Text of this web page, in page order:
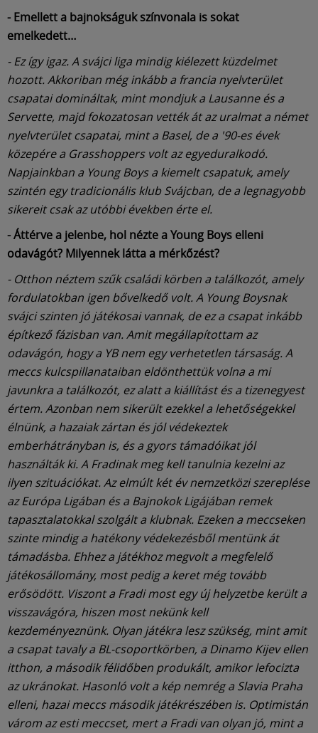
- Emellett a bajnokságuk színvonala is sokat
emelkedett…
- Ez így igaz. A svájci liga mindig kiélezett küzdelmet
hozott. Akkoriban még inkább a francia nyelvterület
csapatai domináltak, mint mondjuk a Lausanne és a
Servette, majd fokozatosan vették át az uralmat a német
nyelvterület csapatai, mint a Basel, de a '90-es évek
közepére a Grasshoppers volt az egyeduralkodó.
Napjainkban a Young Boys a kiemelt csapatuk, amely
szintén egy tradicionális klub Svájcban, de a legnagyobb
sikereit csak az utóbbi években érte el.
- Áttérve a jelenbe, hol nézte a Young Boys elleni
odavágót? Milyennek látta a mérkőzést?
- Otthon néztem szűk családi körben a találkozót, amely
fordulatokban igen bővelkedő volt. A Young Boysnak
svájci szinten jó játékosai vannak, de ez a csapat inkább
építkező fázisban van. Amit megállapítottam az
odavágón, hogy a YB nem egy verhetetlen társaság. A
meccs kulcspillanataiban eldönthettük volna a mi
javunkra a találkozót, ez alatt a kiállítást és a tizenegyest
értem. Azonban nem sikerült ezekkel a lehetőségekkel
élnünk, a hazaiak zártan és jól védekeztek
emberhátrányban is, és a gyors támadóikat jól
használták ki. A Fradinak meg kell tanulnia kezelni az
ilyen szituációkat. Az elmúlt két év nemzetközi szereplése
az Európa Ligában és a Bajnokok Ligájában remek
tapasztalatokkal szolgált a klubnak. Ezeken a meccseken
szinte mindig a hatékony védekezésből mentünk át
támadásba. Ehhez a játékhoz megvolt a megfelelő
játékosállomány, most pedig a keret még tovább
erősödött. Viszont a Fradi most egy új helyzetbe került a
visszavágóra, hiszen most nekünk kell
kezdeményeznünk. Olyan játékra lesz szükség, mint amit
a csapat tavaly a BL-csoportkörben, a Dinamo Kijev ellen
itthon, a második félidőben produkált, amikor lefocizta
az ukránokat. Hasonló volt a kép nemrég a Slavia Praha
elleni, hazai meccs második játékrészében is. Optimistán
várom az esti meccset, mert a Fradi van olyan jó, mint a